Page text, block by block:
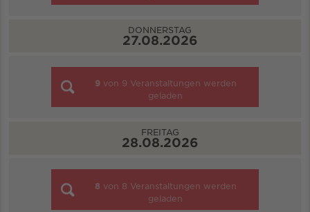
DONNERSTAG
27.08.2026
9 von 9 Veranstaltungen werden
geladen
FREITAG
28.08.2026
8 von 8 Veranstaltungen werden
geladen